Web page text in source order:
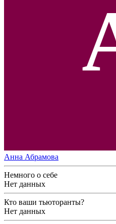
Анна Абрамова
Немного о себе
Нет данных
Кто ваши тьюторанты?
Нет данных